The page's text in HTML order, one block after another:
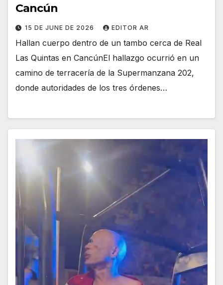
Cancún
15 DE JUNE DE 2026 EDITOR AR
Hallan cuerpo dentro de un tambo cerca de Real
Las Quintas en CancúnEl hallazgo ocurrió en un
camino de terracería de la Supermanzana 202,
donde autoridades de los tres órdenes…